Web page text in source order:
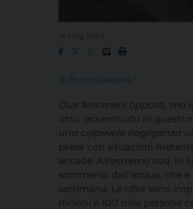
di Bruno Desidera *
Due fenomeni opposti,
atto, accentuato in questi
una colpevole negligenza
prese con situazioni
accade. All’estremo sud, lo
sommerso dall’acqua, che
settimana. Le cifre sono
milioni e 100 mila persone